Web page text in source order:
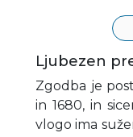
Ljubezen
Zgodba je
in 1680, in
vlogo ima